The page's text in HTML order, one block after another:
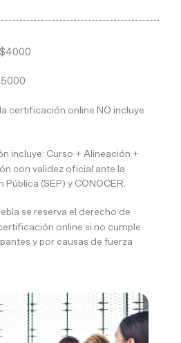
$4000
certificación online NO incluye
incluye: Curso + Alineación +
con validez oficial ante la
(SEP) y CONOCER.
se reserva el derecho de
online si no cumple
y por causas de fuerza